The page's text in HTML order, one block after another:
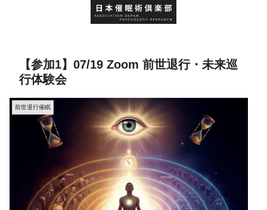
【参加1】07/19 Zoom 前世退行・未来巡
行体験会
前世退行催眠